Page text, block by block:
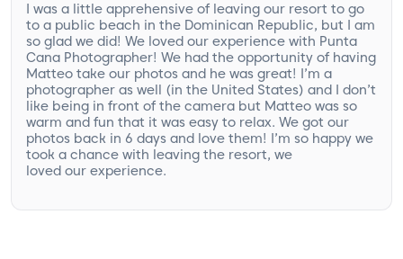
I was a little apprehensive of leaving our resort to go
to a public beach in the Dominican Republic, but I am
so glad we did! We loved our experience with Punta
Cana Photographer! We had the opportunity of having
Matteo take our photos and he was great! I’m a
photographer as well (in the United States) and I don’t
like being in front of the camera but Matteo was so
warm and fun that it was easy to relax. We got our
photos back in 6 days and love them! I’m so happy we
took a chance with leaving the resort, we
loved our experience.